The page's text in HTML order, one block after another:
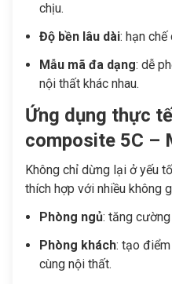
chịu.
Độ bền lâu dài: hạn
Mẫu mã đa dạng: dễ
nội thất khác nhau.
Ứng dụng thực
composite 5C –
Không chỉ dừng lại ở yếu
thích hợp với nhiều không
Phòng ngủ: tăng
Phòng khách: tạo
cùng nội thất.